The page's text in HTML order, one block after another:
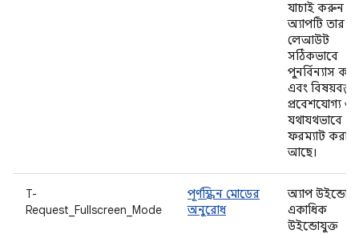
যাচাই করুন যে
অ্যাপটি তার
লেআউট
সঠিকভাবে
পুনর্বিন্যাস
এবং বিষয়বস্তু
প্রবেশযোগ্য ও
যথাযথভাবে
ফরম্যাট করা
আছে।
T-
Request_Fullscreen_Mode
পূর্ণস্ক্রিন মোডের
অনুরোধ
অ্যাপ
একাধিক
উইন্ডোযুক্ত